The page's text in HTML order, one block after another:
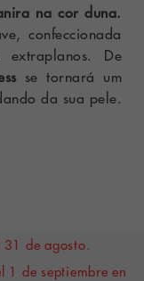
na cor duna.
confeccionada
extraplanos. De
se tornará um
da sua pele.
de agosto.
1 de septiembre en